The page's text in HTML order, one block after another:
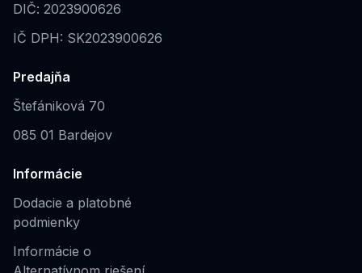
DIČ: 2023900626
IČ DPH: SK2023900626
Predajňa
Štefániková 70
085 01 Bardejov
Informácie
Dodacie a platobné
podmienky
Informácie o